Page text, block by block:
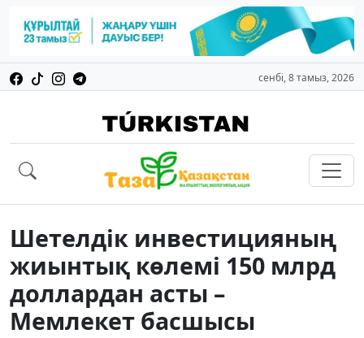
сенбі, 8 тамыз, 2026
Шетелдік инвестицияның
жиынтық көлемі 150 млрд
доллардан асты –
Мемлекет басшысы